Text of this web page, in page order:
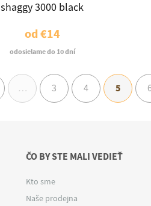
shaggy 3000 black
od€14
odosielame do 10 dní
… 3 4 5
ČO BY STE MALI VEDIEŤ
Kto sme
Naše prodejna